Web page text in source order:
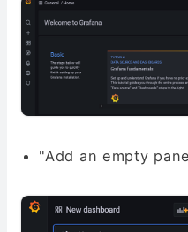
"Add an empty